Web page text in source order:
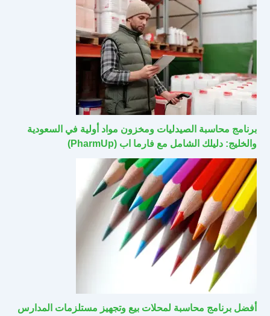
برنامج محاسبة الصيدليات ومخزون مواد أولية في السعودية
والخليج: دليلك الشامل مع فارما اب (PharmUp)
أفضل برنامج محاسبة لمحلات بيع وتجهيز مستلزمات المدارس